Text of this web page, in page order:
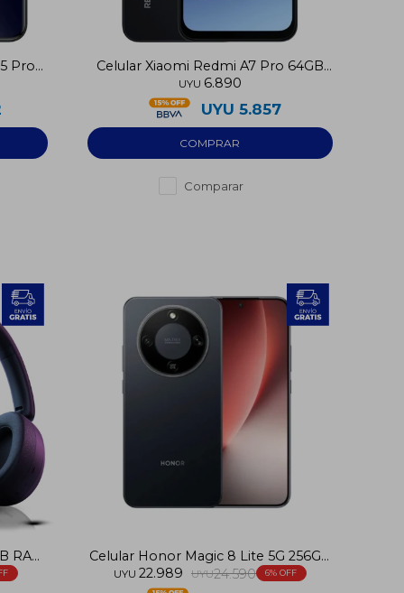
Pro
Celular Xiaomi Redmi A7 Pro 64GB
4G
UYU 6.890
UYU 5.857
Comparar
RAM
Celular Honor Magic 8 Lite 5G 256GB
8GB RAM
UYU 22.989 UYU24.590 6